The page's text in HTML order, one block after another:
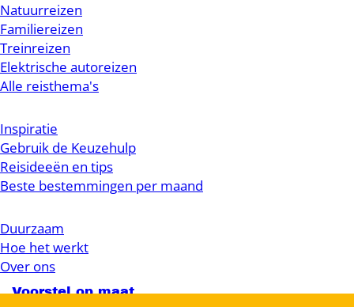
Natuurreizen
Familiereizen
Treinreizen
Elektrische autoreizen
Alle reisthema's
Inspiratie
Gebruik de Keuzehulp
Reisideeën en tips
Beste bestemmingen per maand
Duurzaam
Hoe het werkt
Over ons
Voorstel op maat